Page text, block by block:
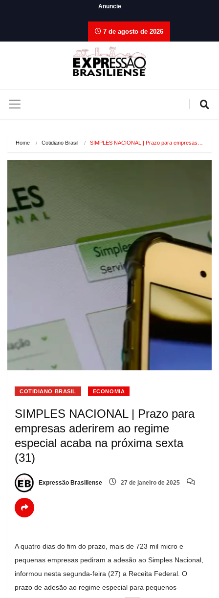
Anuncie
7 de agosto de 2026
Home Cotidiano Brasil SIMPLES NACIONAL | Prazo para empresas…
COTIDIANO BRASIL ECONOMIA
SIMPLES NACIONAL | Prazo para
empresas aderirem ao regime
especial acaba na próxima sexta
(31)
Expressão Brasiliense 27 de janeiro de 2025
A quatro dias do fim do prazo, mais de 723 mil micro e
pequenas empresas pediram a adesão ao Simples Nacional,
informou nesta segunda-feira (27) a Receita Federal. O
prazo de adesão ao regime especial para pequenos